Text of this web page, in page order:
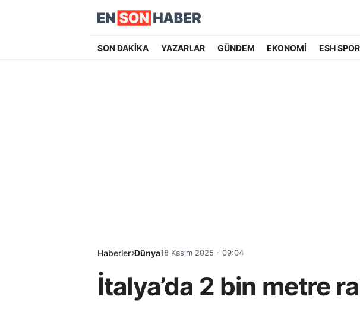
SON DAKİKA YAZARLAR GÜNDEM EKONOMİ ESH SPOR
Haberler Dünya18 Kasım 2025 - 09:04
İtalya’da 2 bin metre